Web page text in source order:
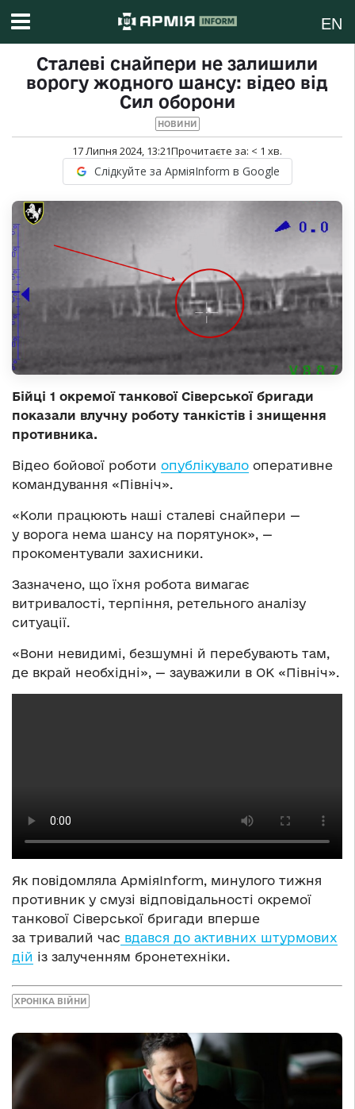
EN
Сталеві снайпери не залишили
ворогу жодного шансу: відео від
Сил оборони
НОВИНИ
17 Липня 2024, 13:21Прочитаєте за: < 1 хв.
Слідкуйте за АрміяInform в Google
Бійці 1 окремої танкової Сіверської бригади
показали влучну роботу танкістів і знищення
противника.
Відео бойової роботи опублікувало оперативне
командування «Північ».
«Коли працюють наші сталеві снайпери —
у ворога нема шансу на порятунок», —
прокоментували захисники.
Зазначено, що їхня робота вимагає
витривалості, терпіння, ретельного аналізу
ситуації.
«Вони невидимі, безшумні й перебувають там,
де вкрай необхідні», — зауважили в ОК «Північ».
Як повідомляла АрміяInform, минулого тижня
противник у смузі відповідальності окремої
танкової Сіверської бригади вперше
за тривалий час вдався до активних штурмових
дій із залученням бронетехніки.
ХРОНІКА ВІЙНИ